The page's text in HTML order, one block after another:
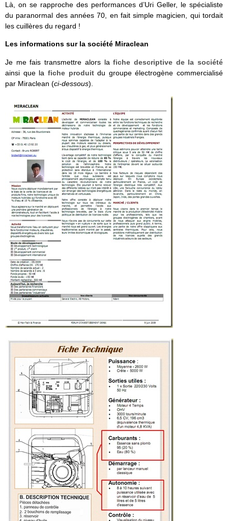
Là, on se rapproche des performances d’Uri Geller, le spécialiste
du paranormal des années 70, en fait simple magicien, qui tordait
les cuillères du regard !
Les informations sur la société Miraclean
Je me fais transmettre alors lafiche descriptive de la société
ainsi que la fiche produitdu groupe électrogène commercialisé
par Miraclean (ci-dessous).